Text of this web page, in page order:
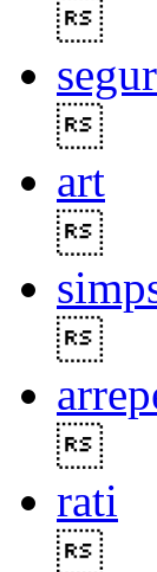
art
rati